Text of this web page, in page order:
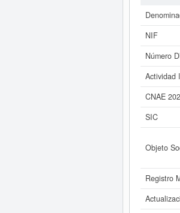
Si está
este
NIF
Número
Actividad
CNAE
SIC
Objeto
Registro